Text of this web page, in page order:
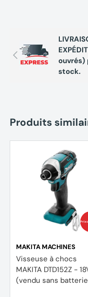
Précédent
ouvrés)
stock.
Produits
Prix
MAKITA MACHINES
Visseuse à chocs
MAKITA DTD152Z -
(vendu sans